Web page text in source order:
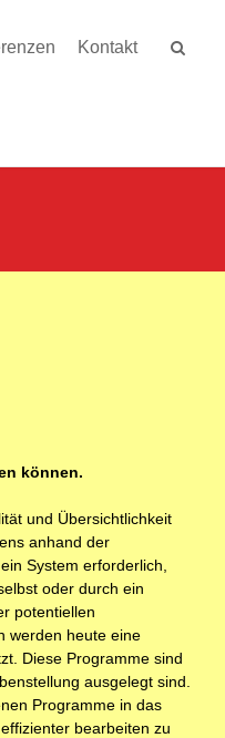
Kontakt
können.
und Übersichtlichkeit
anhand der
System erforderlich,
oder durch ein
potentiellen
werden heute eine
Diese Programme sind
ausgelegt sind.
Programme in das
bearbeiten zu